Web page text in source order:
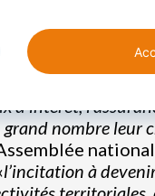
d’intérêt,
nombre leur
l’incitation à